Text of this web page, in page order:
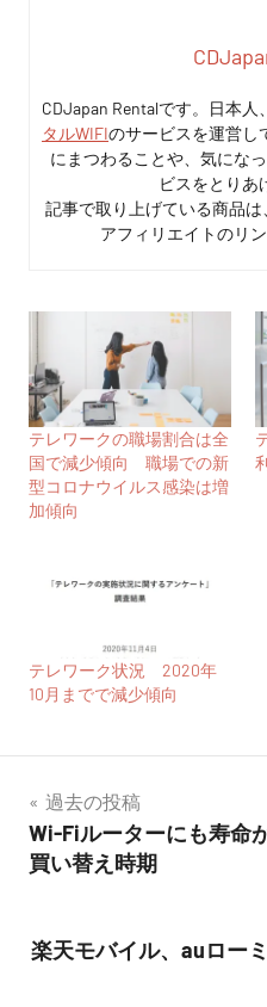
CDJapan Rentalです。日本
タルWIFIのサービスを運営し
にまつわることや、気にな
ビスをとりあ
記事で取り上げている商品
アフィリエイトのリ
テレワークの職場割合は全
国で減少傾向 職場での新
型コロナウイルス感染は増
加傾向
テレワーク状況 2020年
10月までで減少傾向
投
稿
ビ
過去の投稿
Wi-Fiルーターにも寿命
買い替え時期
楽天モバイル、auロー